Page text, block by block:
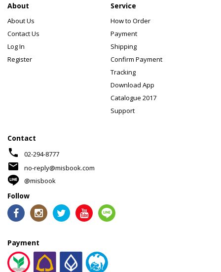
About
About Us
Contact Us
Log In
Register
Service
How to Order
Payment
Shipping
Confirm Payment
Tracking
Download App
Catalogue 2017
Support
Contact
phone 02-294-8777
mail
no-reply@misbook.com
@misbook
Follow
Payment